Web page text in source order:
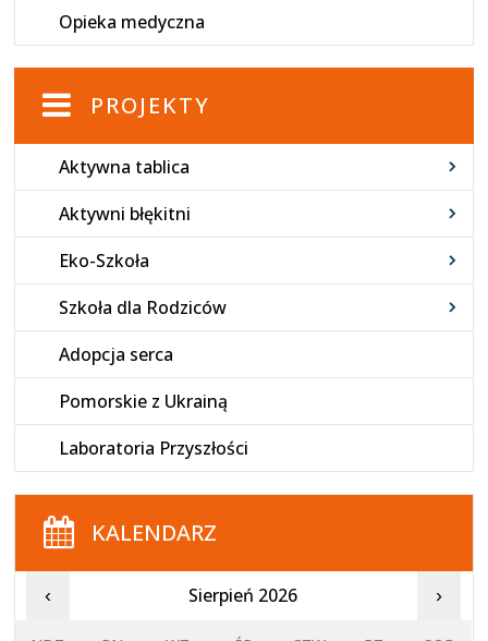
Opieka medyczna
PROJEKTY
Aktywna tablica
Aktywni błękitni
Eko-Szkoła
Szkoła dla Rodziców
Adopcja serca
Pomorskie z Ukrainą
Laboratoria Przyszłości
KALENDARZ
‹ Sierpień 2026 ›